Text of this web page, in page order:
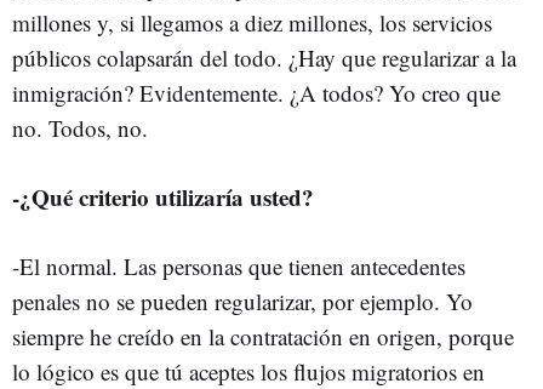
millones y, si llegamos a diez millones, los servicios
públicos colapsarán del todo. ¿Hay que regularizar a la
inmigración? Evidentemente. ¿A todos? Yo creo que
no. Todos, no.
-¿Qué criterio utilizaría usted?
-El normal. Las personas que tienen antecedentes
penales no se pueden regularizar, por ejemplo. Yo
siempre he creído en la contratación en origen, porque
lo lógico es que tú aceptes los flujos migratorios en